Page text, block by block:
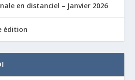
en distanciel – Janvier 2026
édition